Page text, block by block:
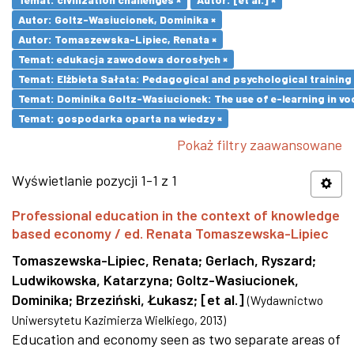
Autor: Goltz-Wasiucionek, Dominika ×
Autor: Tomaszewska-Lipiec, Renata ×
Temat: edukacja zawodowa dorosłych ×
Temat: Elżbieta Sałata: Pedagogical and psychological
Temat: Dominika Goltz-Wasiucionek: The use of e-learning in
Temat: gospodarka oparta na wiedzy ×
Pokaż filtry zaawansowane
Wyświetlanie pozycji 1-1 z 1
Professional education in the context of knowledge
based economy / ed. Renata Tomaszewska-Lipiec
Tomaszewska-Lipiec, Renata; Gerlach, Ryszard;
Ludwikowska, Katarzyna; Goltz-Wasiucionek,
Dominika; Brzeziński, Łukasz; [et al.] (Wydawnictwo
Uniwersytetu Kazimierza Wielkiego, 2013)
Education and economy seen as two separate areas of